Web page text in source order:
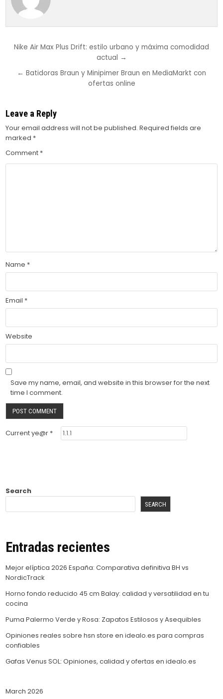
Post
Nike Air Max Plus Drift: estilo urbano y máxima comodidad
actual →
← Batidoras Braun y Minipimer Braun en MediaMarkt con
ofertas online
Leave a Reply
Your email address will not be published. Required fields are
marked *
Comment *
Name *
Email *
Website
Save my name, email, and website in this browser for the next
time I comment.
Current ye@r *
Search
SEARCH
Entradas recientes
Mejor elíptica 2026 España: Comparativa definitiva BH vs
NordicTrack
Horno fondo reducido 45 cm Balay: calidad y versatilidad en tu
cocina
Puma Palermo Verde y Rosa: Zapatos Estilosos y Asequibles
Opiniones reales sobre hsn store en idealo.es para compras
confiables
Gafas Venus SOL: Opiniones, calidad y ofertas en idealo.es
March 2026